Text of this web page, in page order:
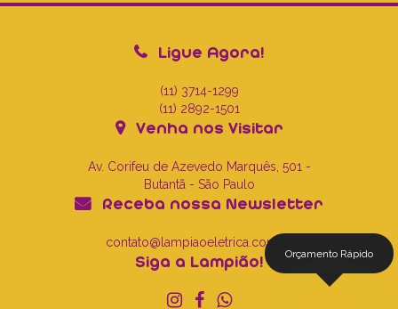
Ligue Agora!
(11) 3714-1299
(11) 2892-1501
Venha nos Visitar
Av. Corifeu de Azevedo Marquês, 501 -
Butantã - São Paulo
Receba nossa Newsletter
contato@lampiaoeletrica.com.br
Siga a Lampião! Orçamento Rápido